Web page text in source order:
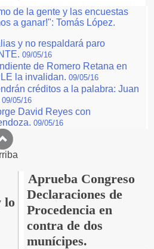
de la gente y las encuestas
a ganar!": Tomás López.
y no respaldará paro
09/05/16
de Romero Retana en
la invalidan. 09/05/16
créditos a la palabra: Juan
09/05/16
David Reyes con
09/05/16
lo
Aprueba Congreso
Declaraciones de
Procedencia en
contra de dos
munícipes.